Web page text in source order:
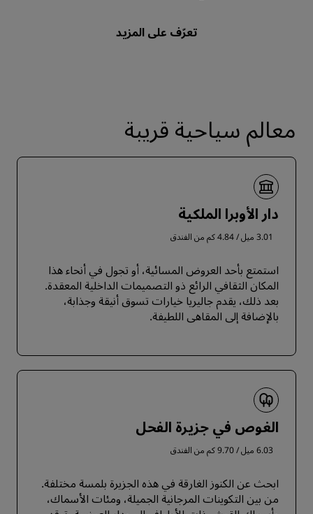
معالم سياحية قريبة
دار الأوبرا الملكية
3.01 ميل / 4.84 كم من الفندق
استمتع بأحد العروض المسائية، أو تجول في أنحاء هذا
المكان الثقافي الرائع ذو التصميمات الداخلية المعقدة.
بعد ذلك، يقدم جاليريا خيارات تسوق أنيقة وجذابة،
بالإضافة إلى المقاهي اللطيفة.
الغوص في جزيرة الفحل
6.03 ميل / 9.70 كم من الفندق
ابحث عن الكنوز الغارقة في هذه الجزيرة بلمسة مختلفة.
من بين التكوينات المرجانية الجميلة، ومئات الأسماك،